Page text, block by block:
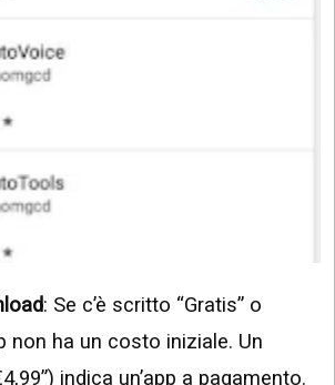
: Se c’è scritto “Gratis” o
non ha un costo iniziale. Un
indica un’app a pagamento.